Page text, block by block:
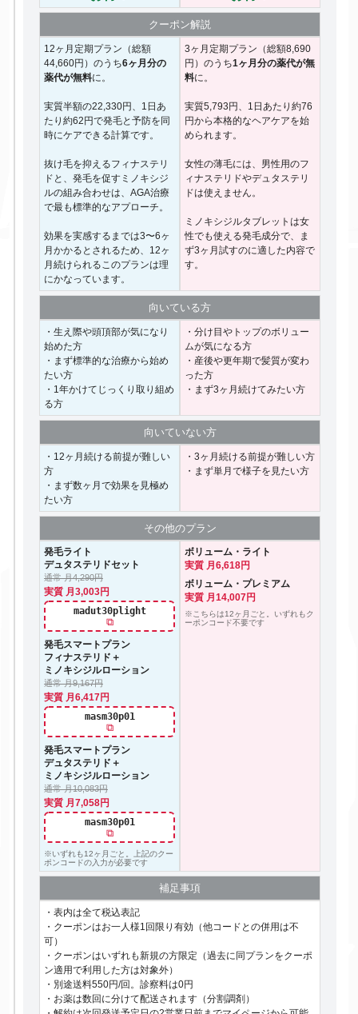
クーポン解説
12ヶ月定期プラン（総額
44,660円）のうち6ヶ月分の
薬代が無料に。
実質半額の22,330円、1日あ
たり約62円で発毛と予防を同
時にケアできる計算です。
抜け毛を抑えるフィナステリ
ドと、発毛を促すミノキシジ
ルの組み合わせは、AGA治療
で最も標準的なアプローチ。
効果を実感するまでは3〜6ヶ
月かかるとされるため、12ヶ
月続けられるこのプランは理
にかなっています。
3ヶ月定期プラン（総額8,690
円）のうち1ヶ月分の薬代が無
料に。
実質5,793円、1日あたり約76
円から本格的なヘアケアを始
められます。
女性の薄毛には、男性用のフ
ィナステリドやデュタステリ
ドは使えません。
ミノキシジルタブレットは女
性でも使える発毛成分で、ま
ず3ヶ月試すのに適した内容で
す。
向いている方
・生え際や頭頂部が気になり
始めた方
・まず標準的な治療から始め
たい方
・1年かけてじっくり取り組め
る方
・分け目やトップのボリュー
ムが気になる方
・産後や更年期で髪質が変わ
った方
・まず3ヶ月続けてみたい方
向いていない方
・12ヶ月続ける前提が難しい
方
・まず数ヶ月で効果を見極め
たい方
・3ヶ月続ける前提が難しい方
・まず単月で様子を見たい方
その他のプラン
発毛ライト
デュタステリドセット
通常 月4,290円
実質 月3,003円
madut30plight
⧉
発毛スマートプラン
フィナステリド＋
ミノキシジルローション
通常 月9,167円
実質 月6,417円
masm30p01
⧉
発毛スマートプラン
デュタステリド＋
ミノキシジルローション
通常 月10,083円
実質 月7,058円
masm30p01
⧉
※いずれも12ヶ月ごと。上記のクー
ポンコードの入力が必要です
ボリューム・ライト
実質 月6,618円
ボリューム・プレミアム
実質 月14,007円
※こちらは12ヶ月ごと。いずれもク
ーポンコード不要です
補足事項
・表内は全て税込表記
・クーポンはお一人様1回限り有効（他コードとの併用は不
可）
・クーポンはいずれも新規の方限定（過去に同プランをクーポ
ン適用で利用した方は対象外）
・別途送料550円/回。診察料は0円
・お薬は数回に分けて配送されます（分割調剤）